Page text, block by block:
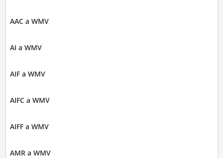
AAC a WMV
AI a WMV
AIF a WMV
AIFC a WMV
AIFF a WMV
AMR a WMV